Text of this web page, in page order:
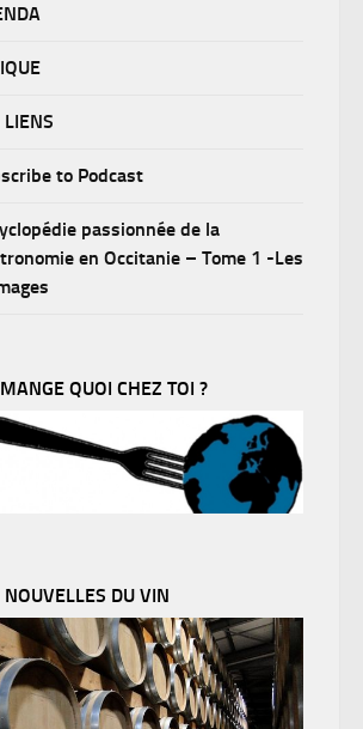
LIENS
to Podcast
passionnée de la
en Occitanie – Tome 1 -Les
QUOI CHEZ TOI ?
NOUVELLES DU VIN